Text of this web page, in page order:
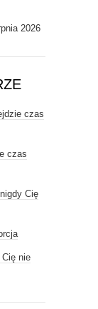
2026
czas
czas
Cię
nie